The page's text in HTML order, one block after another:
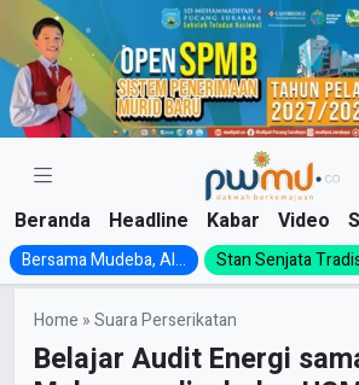
Skip
content
Beranda Headline Kabar Video
Bersama Mudeba, Al... Stan Senjata
Home »Suara Perserikatan
Belajar Audit Energi